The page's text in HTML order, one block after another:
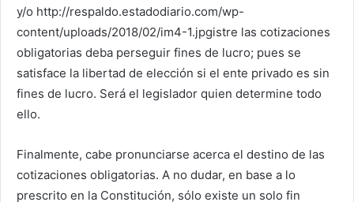
y/o http://respaldo.estadodiario.com/wp-
content/uploads/2018/02/im4-1.jpgistre las cotizaciones
obligatorias deba perseguir fines de lucro; pues se
satisface la libertad de elección si el ente privado es sin
fines de lucro. Será el legislador quien determine todo
ello.
Finalmente, cabe pronunciarse acerca el destino de las
cotizaciones obligatorias. A no dudar, en base a lo
prescrito en la Constitución, sólo existe un solo fin